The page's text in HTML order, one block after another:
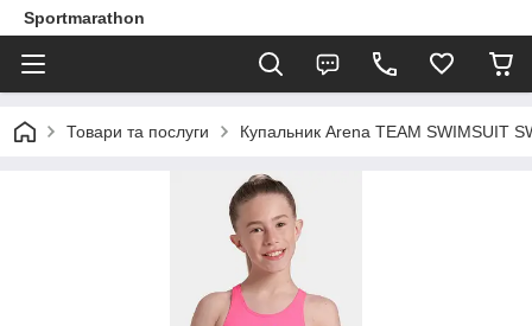
Sportmarathon
Товари та послуги Купальник Arena TEAM SWIMSUIT